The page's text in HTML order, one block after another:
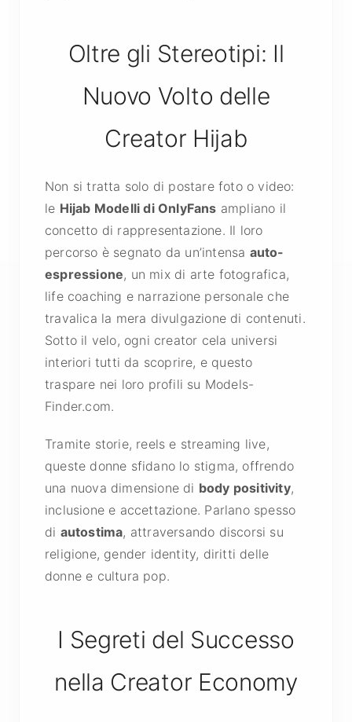
Oltre gli Stereotipi: Il
Nuovo Volto delle
Creator Hijab
Non si tratta solo di postare foto o video:
le Hijab Modelli di OnlyFans ampliano il
concetto di rappresentazione. Il loro
percorso è segnato da un’intensa auto-
espressione, un mix di arte fotografica,
life coaching e narrazione personale che
travalica la mera divulgazione di contenuti.
Sotto il velo, ogni creator cela universi
interiori tutti da scoprire, e questo
traspare nei loro profili su Models-
Finder.com.
Tramite storie, reels e streaming live,
queste donne sfidano lo stigma, offrendo
una nuova dimensione di body positivity,
inclusione e accettazione. Parlano spesso
di autostima, attraversando discorsi su
religione, gender identity, diritti delle
donne e cultura pop.
I Segreti del Successo
nella Creator Economy